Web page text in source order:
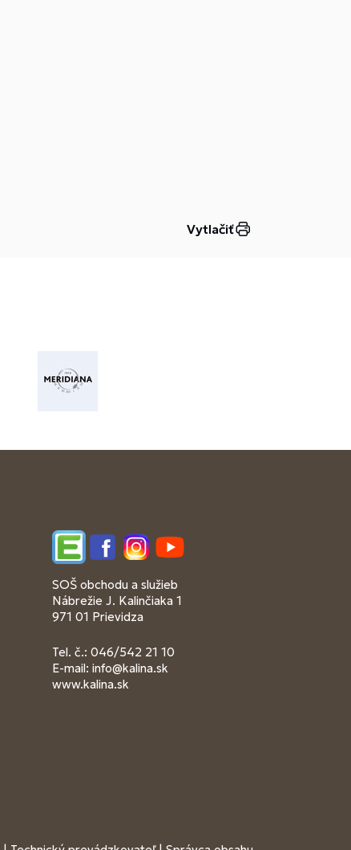
Vytlačiť
EdupageFacebookInstagramYouTube
SOŠ obchodu a služieb
Nábrežie J. Kalinčiaka 1
971 01 Prievidza
Tel. č.: 046/542 21 10
E-mail: info@kalina.sk
www.kalina.sk